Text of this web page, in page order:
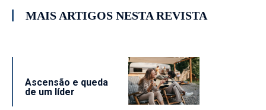
MAIS ARTIGOS NESTA REVISTA
Ascensão e queda
de um líder